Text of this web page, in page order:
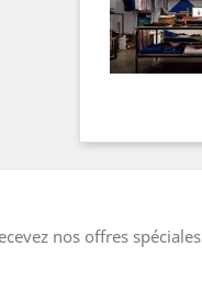
nos offres spéciales